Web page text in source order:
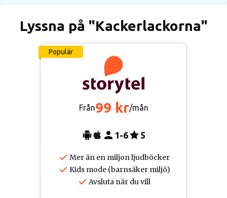
Lyssna på "Kackerlackorna"
Populär
Från99 kr/mån
1-6 5
Mer än en miljon ljudböcker
Kids mode (barnsäker miljö)
Avsluta när du vill